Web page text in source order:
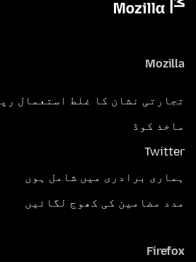
Mozilla
تجارتی نشان کا غلط استعمال
ماخذ کوڈ
Twitter
ہماری برادری میں شامل ہوں
مدد مضامین کی کھوج لگائیں
Firefox